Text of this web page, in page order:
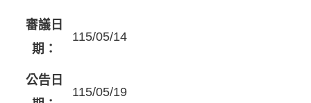
審議日
期：
115/05/14
公告日
115/05/19